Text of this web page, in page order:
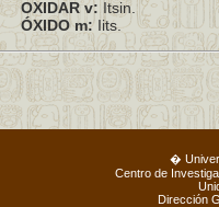
OXIDAR v: Itsin.
ÓXIDO m:Iits.
�
Centro de
Dirección